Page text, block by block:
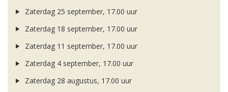
Zaterdag 25 september, 17.00 uur
Zaterdag 18 september, 17.00 uur
Zaterdag 11 september, 17.00 uur
Zaterdag 4 september, 17.00 uur
Zaterdag 28 augustus, 17.00 uur